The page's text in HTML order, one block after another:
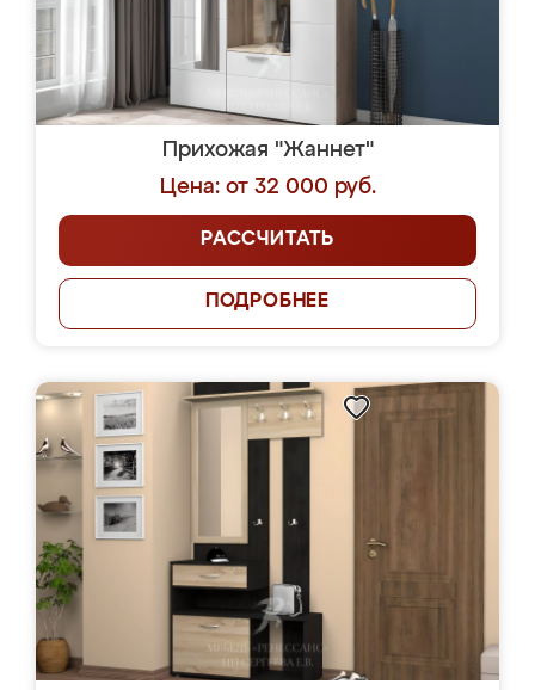
Прихожая "Жаннет"
Цена: от 32 000 руб.
РАССЧИТАТЬ
ПОДРОБНЕЕ